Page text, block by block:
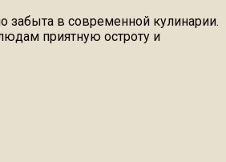
забыта в современной кулинарии.
приятную остроту и